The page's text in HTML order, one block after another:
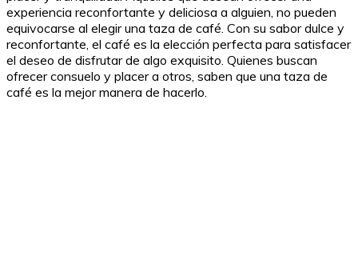
experiencia reconfortante y deliciosa a alguien, no pueden
equivocarse al elegir una taza de café. Con su sabor dulce y
reconfortante, el café es la elección perfecta para satisfacer
el deseo de disfrutar de algo exquisito. Quienes buscan
ofrecer consuelo y placer a otros, saben que una taza de
café es la mejor manera de hacerlo.